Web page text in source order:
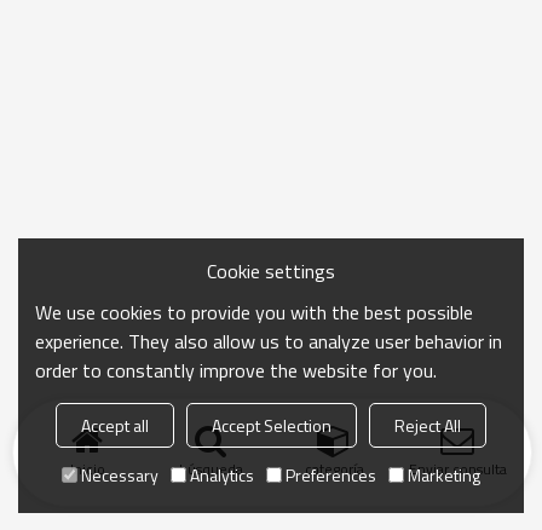
Inicio búsqueda categoría Enviar consulta
Cookie settings
We use cookies to provide you with the best possible
experience. They also allow us to analyze user behavior in
order to constantly improve the website for you.
Accept all Accept Selection
Reject All
Necessary
Analytics Preferences Marketing